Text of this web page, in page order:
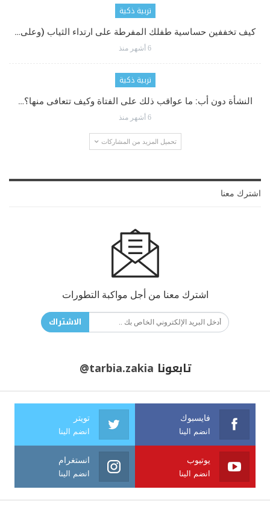
تربية ذكية
كيف تخففين حساسية طفلك المفرطة على ارتداء الثياب (وعلى…
6 أشهر منذ
تربية ذكية
النشأة دون أب: ما عواقب ذلك على الفتاة وكيف تتعافى منها؟…
6 أشهر منذ
تحميل المزيد من المشاركات
اشترك معنا
اشترك معنا من أجل مواكبة التطورات
الاشتراك
تابعونا @tarbia.zakia
فايسبوك
انضم الينا
تويتر
انضم الينا
يوتيوب
انضم الينا
انستغرام
انضم الينا